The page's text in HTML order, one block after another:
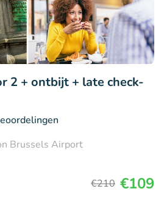
2 + ontbijt + late check-
Brussels Airport
€210 €109